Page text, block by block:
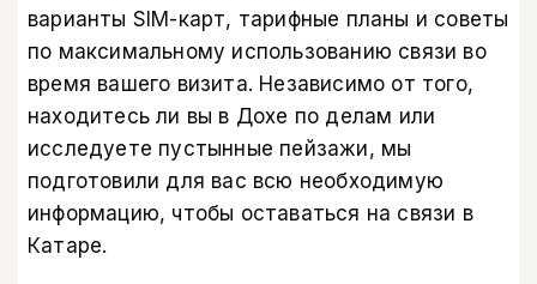
варианты SIM-карт, тарифные планы и советы
по максимальному использованию связи во
время вашего визита. Независимо от того,
находитесь ли вы в Дохе по делам или
исследуете пустынные пейзажи, мы
подготовили для вас всю необходимую
информацию, чтобы оставаться на связи в
Катаре.